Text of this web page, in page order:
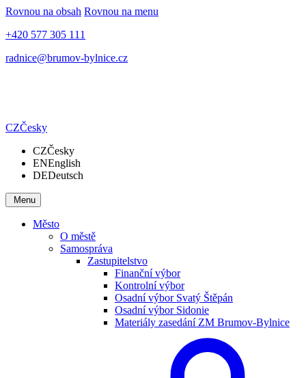
Rovnou na obsah Rovnou na menu
+420 577 305 111
radnice@brumov-bylnice.cz
CZČesky
CZČesky
ENEnglish
DEDeutsch
Menu
Město
O městě
Samospráva
Zastupitelstvo
Finanční výbor
Kontrolní výbor
Osadní výbor Svatý Štěpán
Osadní výbor Sidonie
Materiály zasedání ZM Brumov-Bylnice